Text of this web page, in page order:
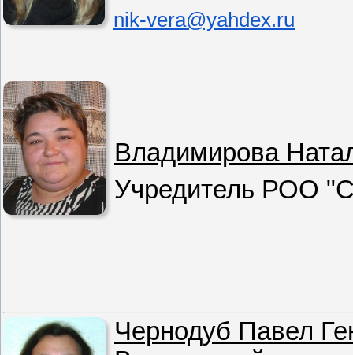
nik-vera@yahdex.ru
Владимирова
Учредитель РОО
Чернодуб Павел